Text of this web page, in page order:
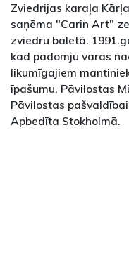
Zviedrijas karaļa
saņēma "Carin Art"
zviedru baletā.
kad padomju varas
likumīgajiem
īpašumu, Pāvilostas
Pāvilostas
Apbedīta Stokholmā.